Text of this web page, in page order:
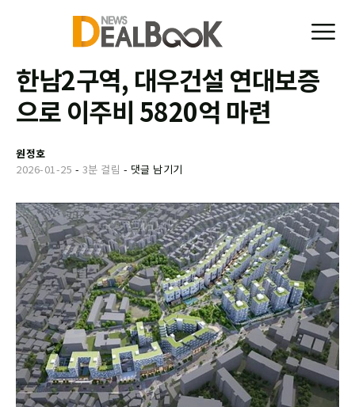
한남2구역, 대우건설 연대보증
으로 이주비 5820억 마련
원정호
2026-01-25 - 3분 걸림 - 댓글 남기기